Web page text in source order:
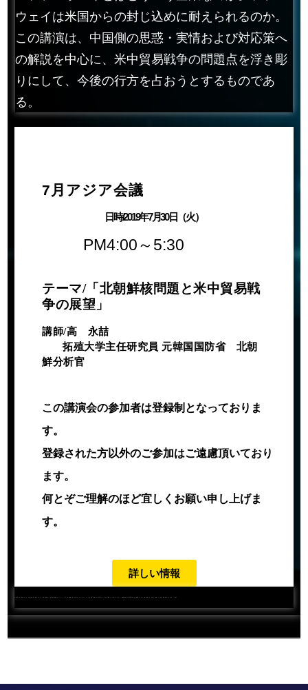
ウェイは米国からの封じ込めに耐えられるのか。
この講演は、中国側の思惑・実情および対応策へ
の解説を中心に、米中貿易戦争の問題点を浮き彫
りにして、今後の行方を占おうとするものであ
る。
7月アジア会議
日時/2019年7月30日（火）
PM4:00～5:30
テーマ/「北朝鮮核問題と米中貿易戦
争の展望」
講師/高 永喆
拓殖大学主任研究員 元韓国国防省 北朝
鮮分析官
この講演会の参加者は登録制となっておりま
す。
登録された方以外のご参加はご遠慮頂いており
ます。
何とぞご理解のほど宜しく お願い申し上げま
す。
詳しい情報